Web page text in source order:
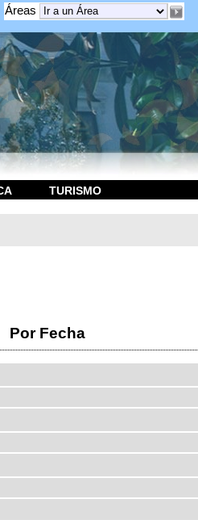
Áreas
TURISMO
Por Fecha